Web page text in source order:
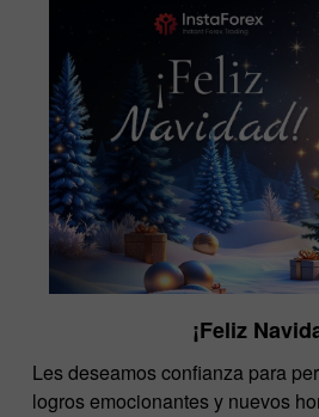
¡Feliz
Les deseamos confianza para
logros emocionantes y nuevos